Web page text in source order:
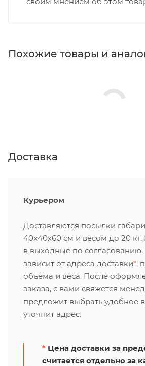
Похожие товары и
Доставка
Курьером
Доставляются посылки
40х40х60 см и весом до 20
в выходные по согласованию.
зависит от адреса доставки*,
объема и веса. После
заказа, с вами свяжется
предложит выбрать удобное
уточнит адрес.
* Цена доставки за
считается отдельно за